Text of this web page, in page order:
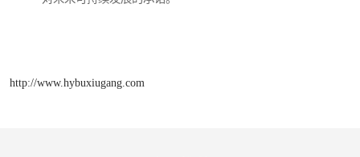
http://www.hybuxiugang.com